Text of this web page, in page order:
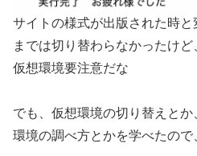
サイトの様式が出版された時
までは切り替わらなかったけ
仮想環境要注意だな
でも、仮想環境の切り替えと
環境の調べ方とかを学べたので